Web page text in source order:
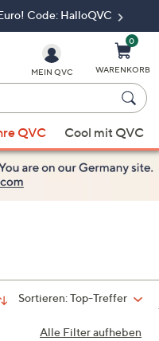
Code: HalloQVC
MEIN QVC
0
WARENKORB
QVC Cool mit QVC
Sortieren:Top-Treffer
Alle Filter aufheben